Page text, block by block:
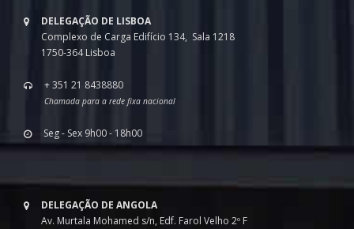
DELEGAÇÃO DE LISBOA
Complexo de Carga Edifício 134, Sala 1218
1750-364 Lisboa
+ 351 21 8438880
Chamada para a rede fixa nacional
Seg - Sex 9h00 - 18h00
DELEGAÇÃO DE ANGOLA
Av. Murtala Mohamed s/n, Edf. Farol Velho 2º F